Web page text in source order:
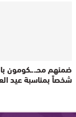
شخصاً بمناسبة عيد